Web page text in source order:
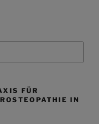
FÜR
IN